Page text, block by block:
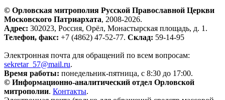
© Орловская митрополия Русской Православной Церкви
Московского Патриархата, 2008-2026.
Адрес: 302023, Россия, Орёл, Монастырская площадь, д. 1.
Телефон, факс: +7 (4862) 47-52-77. Склад: 59-14-95
Электронная почта для обращений по всем вопросам:
sekretar_57@mail.ru.
Время работы: понедельник-пятница, с 8:30 до 17:00.
© Информационно-аналитический отдел Орловской
митрополии. Контакты.